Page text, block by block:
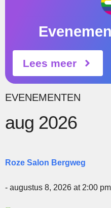
Lees meer
EVENEMENTEN
aug 2026
Roze Salon Bergweg
- augustus 8, 2026 at 2:00